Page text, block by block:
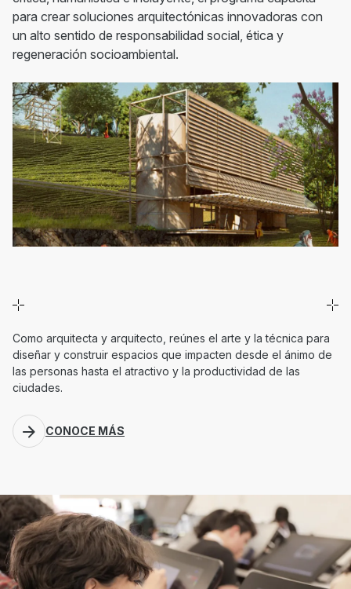
para crear soluciones arquitectónicas innovadoras con
un alto sentido de responsabilidad social, ética y
regeneración socioambiental.
Como arquitecta y arquitecto, reúnes el arte y la técnica para
diseñar y construir espacios que impacten desde el ánimo de
las personas hasta el atractivo y la productividad de las
ciudades.
CONOCE MÁS